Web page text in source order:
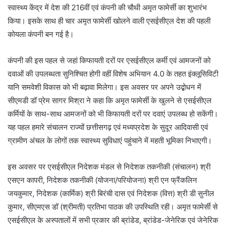
स्वास्थ्य केंद्र में देश की 216वीं एवं कंपनी की चौथी अमृत फामेर्सी का शुभारंभ
किया। इसके साथ ही चार अमृत फामेर्सी खोलने वाली एसईसीएल देश की पहली
कोयला कंपनी बन गई है।
कंपनी की इस पहल से जहां किफायती दरों पर एसईसीएल कर्मी एवं आमजनों को
दवाओं की उपलब्धता सुनिश्चित होगी वहीं विशेष अभियान 4.0 के तहत इंक्लूसिविटी
यानि समवेशी विकास को भी बढ़ावा मिलेगा। इस अवसर पर अपने उद्बोधन में
सीएमडी डॉ प्रेम सागर मिश्रा ने कहा कि अमृत फामेर्सी के खुलने से एसईसीएल
कर्मियों के साथ-साथ आमजनों को भी किफायती दरों पर दवाएं उपलब्ध हो सकेंगी।
यह पहल हमारे संचालन राज्यों छत्तीसगढ़ एवं मध्यप्रदेश के सुदूर आदिवासी एवं
ग्रामीण अंचल के लोगों तक स्वास्थ्य सुविधाएं पहुंचाने में महती भूमिका निभाएगी।
इस अवसर पर एसईसीएल निदेशक मंडल से निदेशक तकनीकी (संचालन) श्री
एसएन कापरी, निदेशक तकनीकी (योजना/परियोजना) श्री एन फ्रैंकलिन
जयकुमार, निदेशक (कार्मिक) श्री बिरंची दास एवं निदेशक (वित्त) श्री डी सुनील
कुमार, सीएमएस डॉ (श्रीमती) प्रतिभा पाठक की उपस्थिति रही। अमृत फामेर्सी से
एसईसीएल के अस्पतालों में सभी प्रकार की ब्रांडेड, ब्रांडेड-जेनेरिक एवं जेनेरिक